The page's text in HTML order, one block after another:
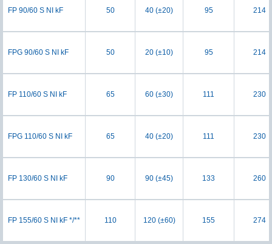
FP 90/60 S NI kF 50 40 (±20) 95 214
FPG 90/60 S NI kF 50 20 (±10) 95 214
FP 110/60 S NI kF 65 60 (±30) 111 230
FPG 110/60 S NI kF 65 40 (±20) 111 230
FP 130/60 S NI kF 90 90 (±45) 133 260
FP 155/60 S NI kF */** 110 120 (±60) 155 274